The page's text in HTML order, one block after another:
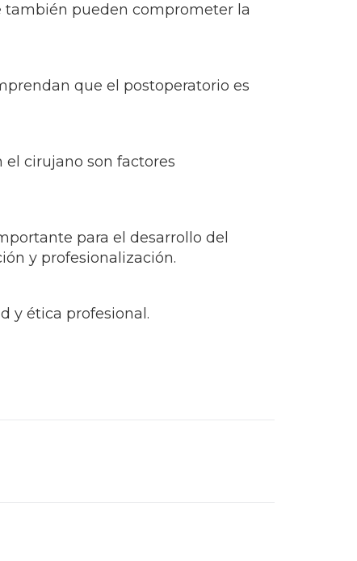
también pueden comprometer la
que el postoperatorio es
cirujano son factores
para el desarrollo del
y profesionalización.
y ética profesional.